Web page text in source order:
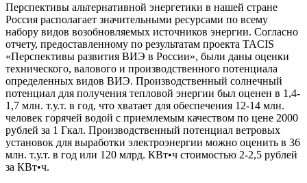
Перспективы альтернативной энергетики в нашей стране
Россия располагает значительными ресурсами по всему
набору видов возобновляемых источников энергии. Согласно
отчету, предоставленному по результатам проекта TACIS
«Перспективы развития ВИЭ в России», были даны оценки
технического, валового и производственного потенциала
определенных видов ВИЭ. Производственный солнечный
потенциал для получения тепловой энергии был оценен в 1,4-
1,7 млн. т.у.т. в год, что хватает для обеспечения 12-14 млн.
человек горячей водой с приемлемым качеством по цене 2000
рублей за 1 Гкал. Производственный потенциал ветровых
установок для выработки электроэнергии можно оценить в 36
млн. т.у.т. в год или 120 млрд. КВт•ч стоимостью 2-2,5 рублей
за КВт•ч.